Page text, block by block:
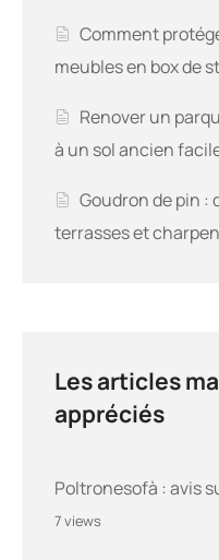
Comment
meubles en box de
Renover un
à un sol ancien
Goudron de pin :
terrasses et
Les articles
appréciés
Poltronesofà : avis
7 views